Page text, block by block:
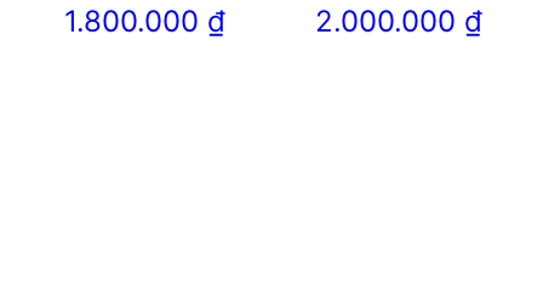
1.800.000 ₫ 2.000.000 ₫